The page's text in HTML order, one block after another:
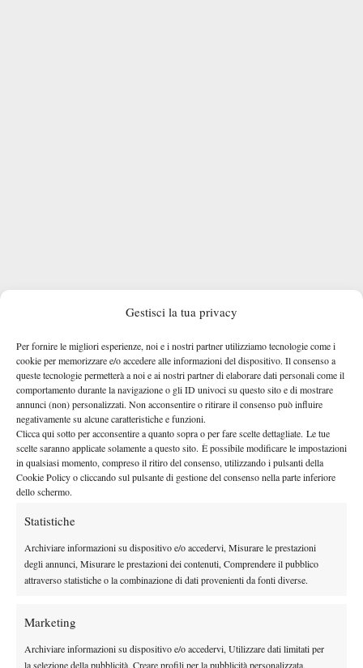
Gestisci la tua privacy
Per fornire le migliori esperienze, noi e i nostri partner utilizziamo tecnologie come i
cookie per memorizzare e/o accedere alle informazioni del dispositivo. Il consenso a
queste tecnologie permetterà a noi e ai nostri partner di elaborare dati personali come il
comportamento durante la navigazione o gli ID univoci su questo sito e di mostrare
annunci (non) personalizzati. Non acconsentire o ritirare il consenso può influire
negativamente su alcune caratteristiche e funzioni.
Clicca qui sotto per acconsentire a quanto sopra o per fare scelte dettagliate. Le tue
scelte saranno applicate solamente a questo sito. È possibile modificare le impostazioni
in qualsiasi momento, compreso il ritiro del consenso, utilizzando i pulsanti della
Cookie Policy o cliccando sul pulsante di gestione del consenso nella parte inferiore
dello schermo.
Statistiche
Archiviare informazioni su dispositivo e/o accedervi, Misurare le prestazioni
degli annunci, Misurare le prestazioni dei contenuti, Comprendere il pubblico
attraverso statistiche o la combinazione di dati provenienti da fonti diverse.
Marketing
Archiviare informazioni su dispositivo e/o accedervi, Utilizzare dati limitati per
la selezione della pubblicità, Creare profili per la pubblicità personalizzata,
(prenotazioni sull’app Playtomic: 14 euro a giocatore per i
canonici 90 minuti) ed è stato presentato al pubblico sabato, in
occasione di un Open Day alla presenza anche del sindaco di
Gallarate Andrea Cassani e di Claudia Mazzetti, assessore allo
sport, scuola e cultura. Dopo il taglio del nastro, i due sono
anche scesi in campo per una partita guidata insieme ai due
istruttori che lavoreranno a tempo pieno nell’impianto,
disponibili da subito per lezioni individuali e collettive.
Complessivamente, sabato si sono alternate sui campi dell’Arx
bambini carichi di voglia di imparare e divertirsi. “Abbiamo
provato a introdurre per loro una sorta di mini padel – ha detto
generando tanto entusiasmo. Oggi a praticare il padel sono
un grande successo anche fra i più piccoli. Per questo ci